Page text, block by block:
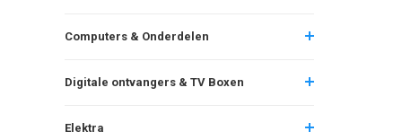
Computers & Onderdelen
Digitale ontvangers & TV Boxen
Elektra